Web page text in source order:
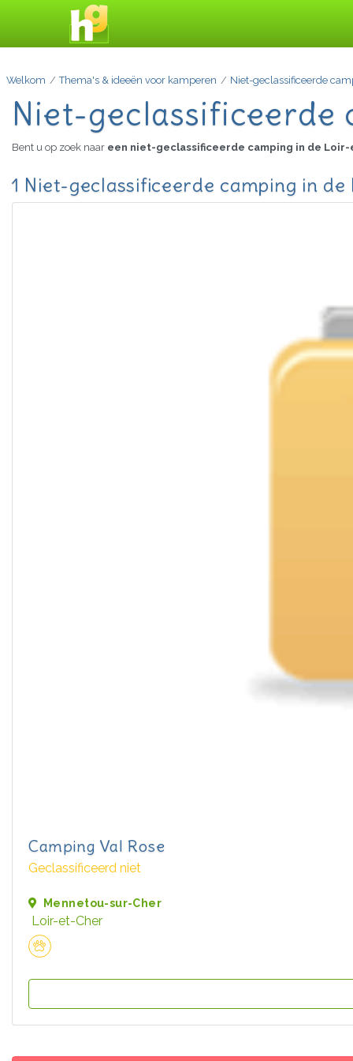
Welkom Thema's & ideeën voor kamperen Niet-geclassificeerde
Niet-
Bent u op zoek naar een niet-geclassificeerde camping in de
1 Niet-geclassificeerde camping in
Camping Val Rose
Geclassificeerd niet
Mennetou-sur-Cher
Loir-et-Cher